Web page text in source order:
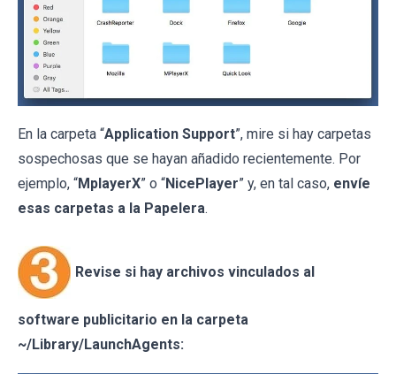
En la carpeta “Application Support”, mire si hay carpetas
sospechosas que se hayan añadido recientemente. Por
ejemplo, “MplayerX” o “NicePlayer” y, en tal caso, envíe
esas carpetas a la Papelera.
Revise si hay archivos vinculados al
software publicitario en la carpeta
~/Library/LaunchAgents: